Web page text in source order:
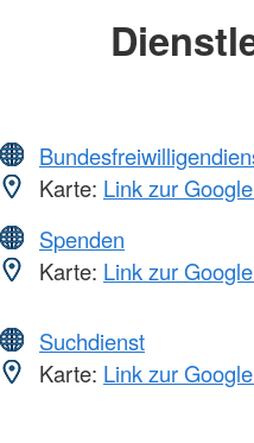
Karte: Link zur
Spenden
Karte: Link zur
Suchdienst
Karte: Link zur